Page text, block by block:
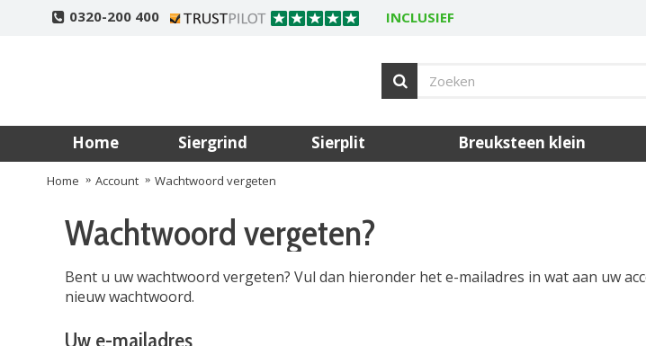
0320-200 400 INCLUSIEF
Home Siergrind Sierplit Breuksteen klein
Home Account Wachtwoord vergeten
Wachtwoord vergeten?
Bent u uw wachtwoord vergeten? Vul dan hieronder het e-mailadres in wat aan uw
nieuw wachtwoord.
Uw e-mailadres